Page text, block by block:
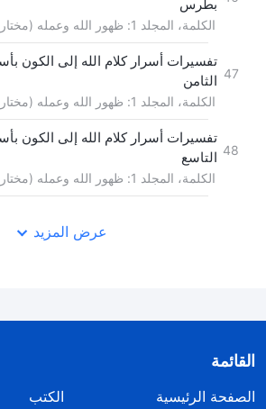
بطرس
الكلمة، المجلد 1: ظهور الله وعمله (مختارات)
47
تفسيرات أسرار كلام الله إلى الكون
الثامن
الكلمة، المجلد 1: ظهور الله وعمله (مختارات)
48
تفسيرات أسرار كلام الله إلى الكون
التاسع
الكلمة، المجلد 1: ظهور الله وعمله (مختارات)
عرض المزيد
القائمة
الصفحة الرئيسية
الكتب